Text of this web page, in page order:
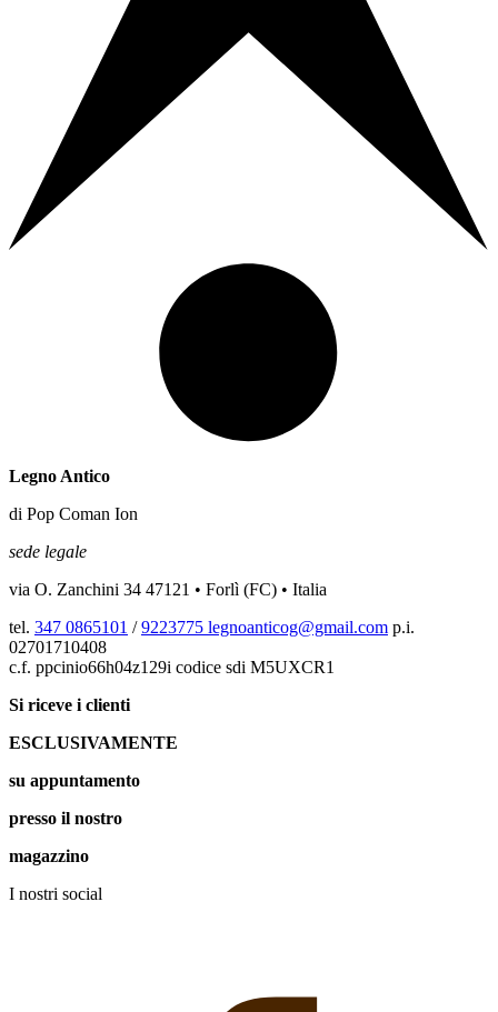
Legno Antico
di Pop Coman Ion
sede legale
via O. Zanchini 34 47121 • Forlì (FC) • Italia
tel. 347 0865101 /9223775 legnoanticog@gmail.com p.i.
02701710408
c.f. ppcinio66h04z129i codice sdi M5UXCR1
Si riceve i clienti
ESCLUSIVAMENTE
su appuntamento
presso il nostro
magazzino
I nostri social